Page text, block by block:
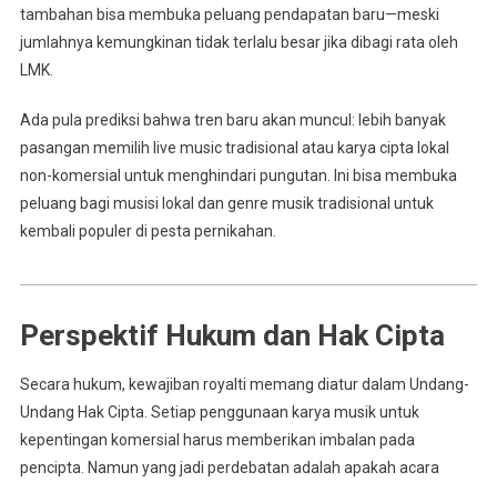
tambahan bisa membuka peluang pendapatan baru—meski
jumlahnya kemungkinan tidak terlalu besar jika dibagi rata oleh
LMK.
Ada pula prediksi bahwa tren baru akan muncul: lebih banyak
pasangan memilih live music tradisional atau karya cipta lokal
non-komersial untuk menghindari pungutan. Ini bisa membuka
peluang bagi musisi lokal dan genre musik tradisional untuk
kembali populer di pesta pernikahan.
Perspektif Hukum dan Hak Cipta
Secara hukum, kewajiban royalti memang diatur dalam Undang-
Undang Hak Cipta. Setiap penggunaan karya musik untuk
kepentingan komersial harus memberikan imbalan pada
pencipta. Namun yang jadi perdebatan adalah apakah acara